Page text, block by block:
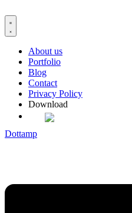
to
content
About us
Portfolio
Blog
Contact
Privacy Policy
Download
Dottamp